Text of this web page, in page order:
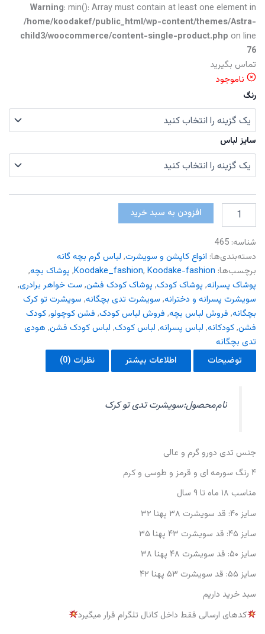
Warning: min(): Array must contain at least one element in
/home/koodakef/public_html/wp-content/themes/Astra-
child3/woocommerce/content-single-product.php on line
76
تماس بگیرید
ناموجود
رنگ
سایز لباس
سویشرت
کرک
عدد
افزودن به سبد خرید
شناسه: 465
دسته‌بندی‌ها: انواع کاپشن و سویشرت, لباس گرم بچه گانه
برچسب‌ها:
Koodake_fashion,Koodake-fashion
, پوشاک بچه,
پوشاک پسرانه, پوشاک کودک, پوشاک کودک فشن, ست خواهر برادری,
سویشرت پسرانه و دخترانه, سویشرت تدی بچگانه, سویشرت تو کرک
بچگانه, فروش لباس بچه, فروش لباس کودک, فشن کوچولو,کودک
فشن,کودکانه, لباس پسرانه, لباس کودک, لباس کودک فشن, هودی
تدی بچگانه
توضیحات
اطلاعات بیشتر نظرات (0)
نام‌محصول:سویشرت تدی تو کرک
جنس تدی دورو گرم و عالی
۴ رنگ سورمه ای و قرمز و طوسی و کرم
مناسب ۱۸ ماه تا ۹ سال
سایز ۴۰: قد سویشرت ۳۸ پهنا ۳۲
سایز ۴۵: قد سویشرت ۴۳ پهنا ۳۵
سایز ۵۰: قد سویشرت ۴۸ پهنا ۳۸
سایز ۵۵: قد سویشرت ۵۳ پهنا ۴۲
سبد خرید داریم
کدهای ارسالی فقط داخل کانال تلگرام قرار میگیرد